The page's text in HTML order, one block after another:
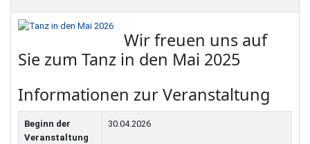
Wir freuen uns auf
Sie zum Tanz in den Mai 2025
Informationen zur Veranstaltung
Beginn der
Veranstaltung
30.04.2026